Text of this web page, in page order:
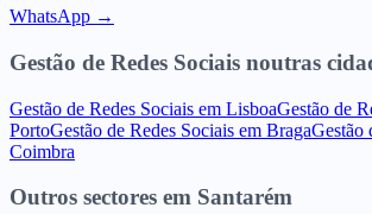
WhatsApp →
Gestão de Redes Sociais noutras
Gestão de Redes Sociais em LisboaGestão de
PortoGestão de Redes Sociais em BragaGestão
Coimbra
Outros sectores em Santarém